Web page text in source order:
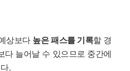
상보다 높은 패스를 기록할 경
다 늘어날 수 있으므로 중간에
.